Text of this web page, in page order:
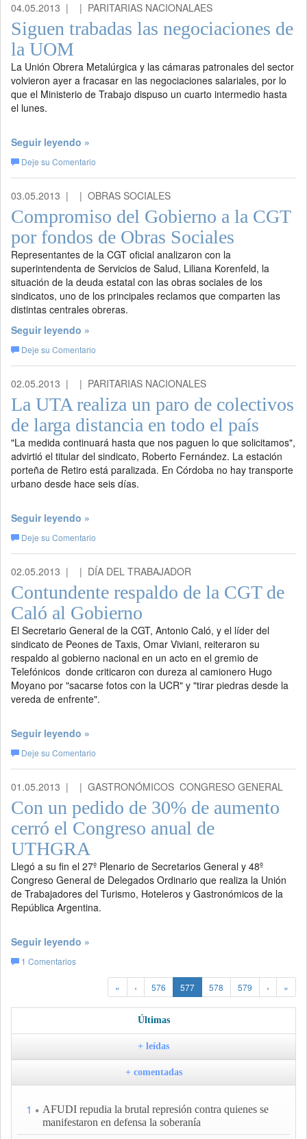
04.05.2013 | | PARITARIAS NACIONALAES
Siguen trabadas las negociaciones de
la UOM
La Unión Obrera Metalúrgica y las cámaras patronales del sector
volvieron ayer a fracasar en las negociaciones salariales, por lo
que el Ministerio de Trabajo dispuso un cuarto intermedio hasta
el lunes.
Seguir leyendo »
Deje su Comentario
03.05.2013 | | OBRAS SOCIALES
Compromiso del Gobierno a la CGT
por fondos de Obras Sociales
Representantes de la CGT oficial analizaron con la
superintendenta de Servicios de Salud, Liliana Korenfeld, la
situación de la deuda estatal con las obras sociales de los
sindicatos, uno de los principales reclamos que comparten las
distintas centrales obreras.
Seguir leyendo »
Deje su Comentario
02.05.2013 | | PARITARIAS NACIONALES
La UTA realiza un paro de colectivos
de larga distancia en todo el país
"La medida continuará hasta que nos paguen lo que solicitamos",
advirtió el titular del sindicato, Roberto Fernández. La estación
porteña de Retiro está paralizada. En Córdoba no hay transporte
urbano desde hace seis días.
Seguir leyendo »
Deje su Comentario
02.05.2013 | | DÍA DEL TRABAJADOR
Contundente respaldo de la CGT de
Caló al Gobierno
El Secretario General de la CGT, Antonio Caló, y el líder del
sindicato de Peones de Taxis, Omar Viviani, reiteraron su
respaldo al gobierno nacional en un acto en el gremio de
Telefónicos donde criticaron con dureza al camionero Hugo
Moyano por "sacarse fotos con la UCR" y "tirar piedras desde la
vereda de enfrente".
Seguir leyendo »
Deje su Comentario
01.05.2013 | | GASTRONÓMICOS  CONGRESO GENERAL
Con un pedido de 30% de aumento
cerró el Congreso anual de
UTHGRA
Llegó a su fin el 27º Plenario de Secretarios General y 48º
Congreso General de Delegados Ordinario que realiza la Unión
de Trabajadores del Turismo, Hoteleros y Gastronómicos de la
República Argentina.
Seguir leyendo »
1 Comentarios
« ‹ 576 577 578 579 › »
Últimas
+ leídas
+ comentadas
1
AFUDI repudia la brutal represión contra quienes se
manifestaron en defensa la soberanía